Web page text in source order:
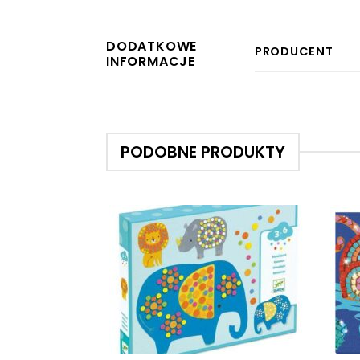
DODATKOWE
INFORMACJE
PRODUCENT
+ +
PODOBNE PRODUKTY